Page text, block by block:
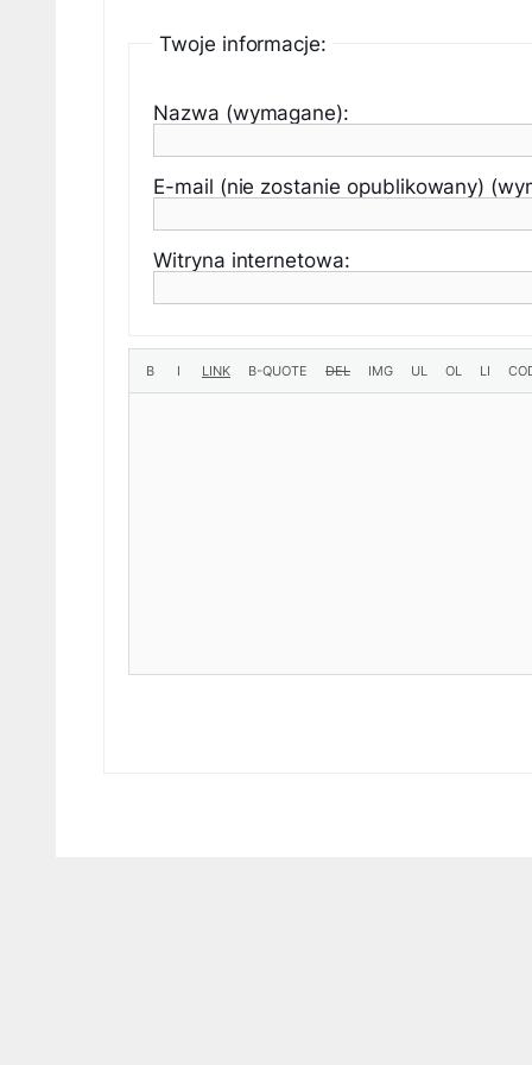
Twoje informacje:
Nazwa (wymagane):
E-mail (nie zostanie opublikowany)
Witryna internetowa: